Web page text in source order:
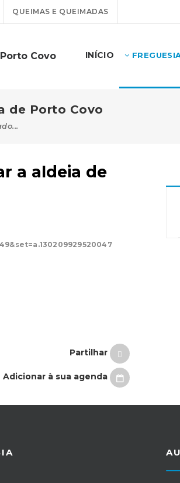
QUEIMAS E QUEIMADAS
Covo INÍCIO
de Porto Covo
a aldeia de
Partilhar
Adicionar à sua agenda